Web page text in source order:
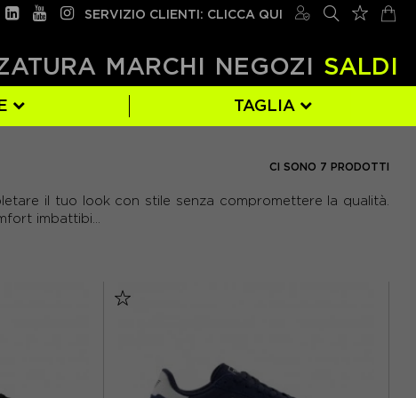
SERVIZIO CLIENTI: CLICCA QUI
MARCHI NEGOZI SALDI
TAGLIA
CI SONO 7 PRODOTTI
il tuo look con stile senza compromettere la qualità.
imbattibi...